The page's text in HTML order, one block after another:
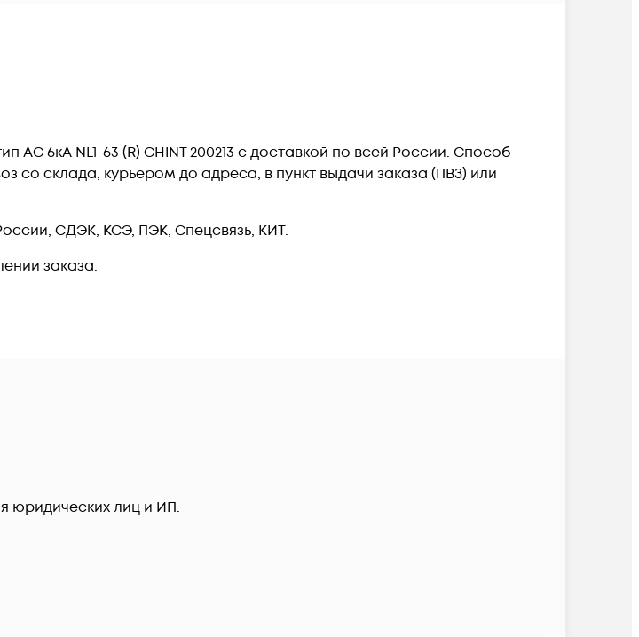
6кА NL1-63 (R) CHINT 200213 c доставкой по всей России. Способ
склада, курьером до адреса, в пункт выдачи заказа (ПВЗ) или
СДЭК, КСЭ, ПЭК, Спецсвязь, КИТ.
заказа.
юридических лиц и ИП.